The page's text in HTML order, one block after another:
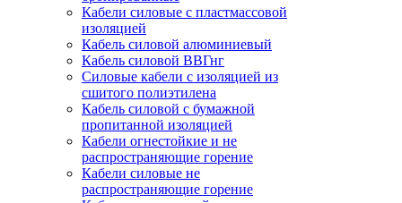
Кабели силовые с пластмассовой
изоляцией
Кабель силовой алюминиевый
Кабель силовой ВВГнг
Силовые кабели с изоляцией из
сшитого полиэтилена
Кабель силовой с бумажной
пропитанной изоляцией
Кабели огнестойкие и не
распространяющие горение
Кабели силовые не
распространяющие горение